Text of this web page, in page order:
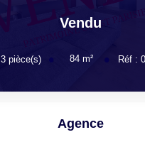
Vendu
3pièce(s) 84m² Réf :
Agence